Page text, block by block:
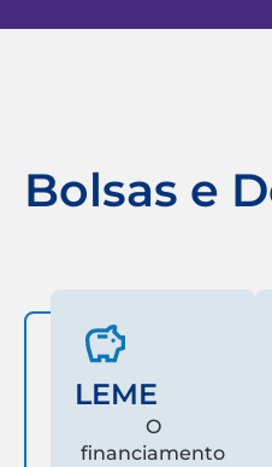
Bolsas e
LEME
O
financiamento